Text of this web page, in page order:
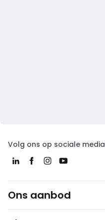
Volg ons op sociale media
Ons aanbod